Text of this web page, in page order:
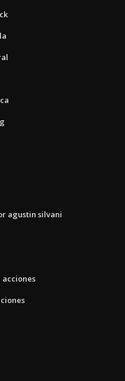
agustin silvani